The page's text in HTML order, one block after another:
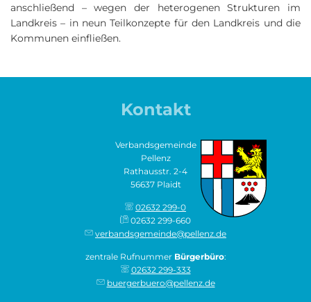
anschließend – wegen der heterogenen Strukturen im
Landkreis – in neun Teilkonzepte für den Landkreis und die
Kommunen einfließen.
Kontakt
Verbandsgemeinde
Pellenz
Rathausstr. 2-4
56637 Plaidt
02632 299-0
02632 299-660
verbandsgemeinde@pellenz.de
zentrale Rufnummer Bürgerbüro:
02632 299-333
buergerbuero@pellenz.de